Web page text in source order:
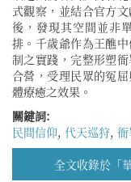
式觀察，並結合官方
後，發現其空間並非
排。千歲爺作為王醮
制之實踐，完整形塑
合營，受理民眾的冤
體療癒之效果。
關鍵詞:
民間信仰, 代天巡狩,
全文收錄於「